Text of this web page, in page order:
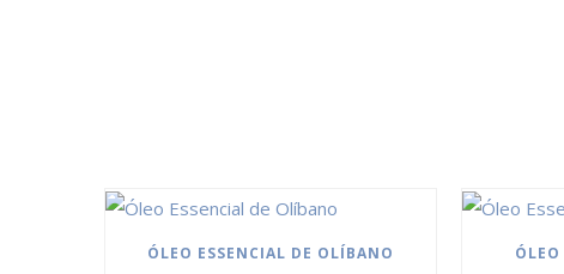
ÓLEO ESSENCIAL DE OLÍBANO